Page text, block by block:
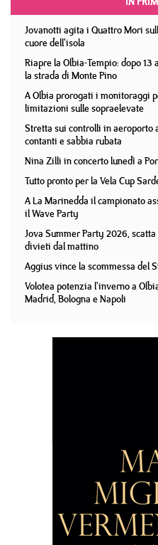
Jovanotti agita i Quattro Mori
cuore dell'isola
Riapre la Olbia-Tempio: dopo
la strada di Monte Pino
A Olbia prorogati i monitoraggi
limitazioni sulle sopraelevate
Stretta sui controlli in aeroporto
contanti e sabbia rubata
Nina Zilli in concerto lunedì a
Tutto pronto per la Vela Cup
A La Marinedda il campionato
il Wave Party
Jova Summer Party 2026,
divieti dal mattino
Aggius vince la scommessa del
Volotea potenzia l'inverno a
Madrid, Bologna e Napoli